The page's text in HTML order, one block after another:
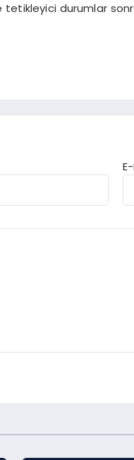
tetikleyici durumlar